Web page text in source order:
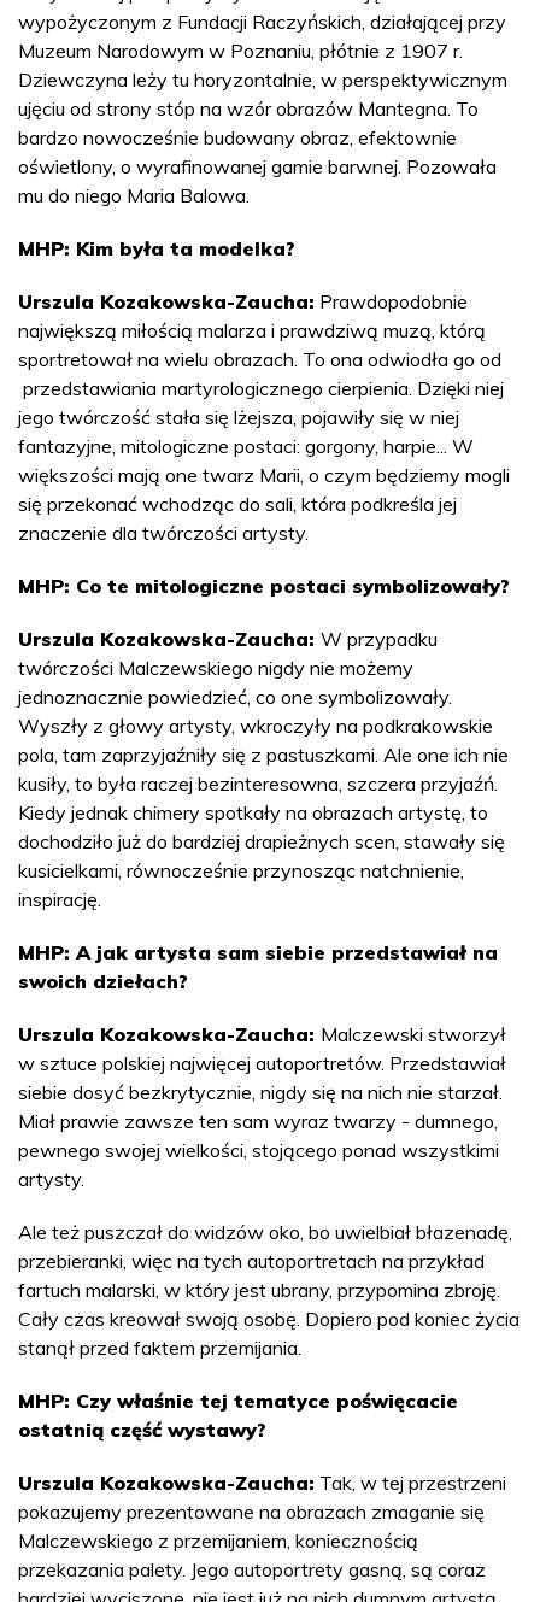
wypożyczonym z Fundacji Raczyńskich, działającej przy
Muzeum Narodowym w Poznaniu, płótnie z 1907 r.
Dziewczyna leży tu horyzontalnie, w perspektywicznym
ujęciu od strony stóp na wzór obrazów Mantegna. To
bardzo nowocześnie budowany obraz, efektownie
oświetlony, o wyrafinowanej gamie barwnej. Pozowała
mu do niego Maria Balowa.
MHP: Kim była ta modelka?
Urszula Kozakowska-Zaucha: Prawdopodobnie
największą miłością malarza i prawdziwą muzą, którą
sportretował na wielu obrazach. To ona odwiodła go od
przedstawiania martyrologicznego cierpienia. Dzięki niej
jego twórczość stała się lżejsza, pojawiły się w niej
fantazyjne, mitologiczne postaci: gorgony, harpie... W
większości mają one twarz Marii, o czym będziemy mogli
się przekonać wchodząc do sali, która podkreśla jej
znaczenie dla twórczości artysty.
MHP: Co te mitologiczne postaci symbolizowały?
Urszula Kozakowska-Zaucha: W przypadku
twórczości Malczewskiego nigdy nie możemy
jednoznacznie powiedzieć, co one symbolizowały.
Wyszły z głowy artysty, wkroczyły na podkrakowskie
pola, tam zaprzyjaźniły się z pastuszkami. Ale one ich nie
kusiły, to była raczej bezinteresowna, szczera przyjaźń.
Kiedy jednak chimery spotkały na obrazach artystę, to
dochodziło już do bardziej drapieżnych scen, stawały się
kusicielkami, równocześnie przynosząc natchnienie,
inspirację.
MHP: A jak artysta sam siebie przedstawiał na
swoich dziełach?
Urszula Kozakowska-Zaucha: Malczewski stworzył
w sztuce polskiej najwięcej autoportretów. Przedstawiał
siebie dosyć bezkrytycznie, nigdy się na nich nie starzał.
Miał prawie zawsze ten sam wyraz twarzy - dumnego,
pewnego swojej wielkości, stojącego ponad wszystkimi
artysty.
Ale też puszczał do widzów oko, bo uwielbiał błazenadę,
przebieranki, więc na tych autoportretach na przykład
fartuch malarski, w który jest ubrany, przypomina zbroję.
Cały czas kreował swoją osobę. Dopiero pod koniec życia
stanął przed faktem przemijania.
MHP: Czy właśnie tej tematyce poświęcacie
ostatnią część wystawy?
Urszula Kozakowska-Zaucha: Tak, w tej przestrzeni
pokazujemy prezentowane na obrazach zmaganie się
Malczewskiego z przemijaniem, koniecznością
przekazania palety. Jego autoportrety gasną, są coraz